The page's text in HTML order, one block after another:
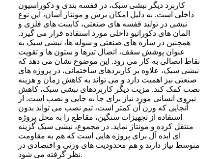
کاربرد دیگر نبشی سبک، در قفسه بندی و دکوراسیون
داخلی است. به دلیل امکان برش و مونتاژ آسان، این نوع
نبشی در تولید قفسه های صنعتی، کابینت های فلزی و
المان های دکوراتیو داخلی مورد استفاده قرار می گیرد.
همچنین در سازه های صنعتی و سوله ها، نبشی سبک به
عنوان پوشش سقف، اتصال تیرها و ستون ها و تقویت
نقاط اتصالی به کار می رود. این موضوع نشان می دهد که
نبشی سبک، علاوه بر کاربردهای ساختمانی، در پروژه های
صنعتی نیز اهمیت دارد و می تواند به کاهش زمان و هزینه
نصب کمک کند. مزیت دیگر کاربردهای نبشی سبک، کاهش
نیروی انسانی مورد نیاز برای جا به جایی و نصب است. از
آنجایی که وزن آن کمتر است، تیم نصب می تواند بدون
استفاده از تجهیزات سنگین، مقاطع را به محل پروژه
منتقل کرده و مونتاژ نماید. در مجموع، نبشی سبک گزینه
ای ایده آل برای پروژه هایی است که هم به مقاومت
متوسط نیاز دارند و هم محدودیت های وزنی و اقتصادی در
نظر گرفته می شود.